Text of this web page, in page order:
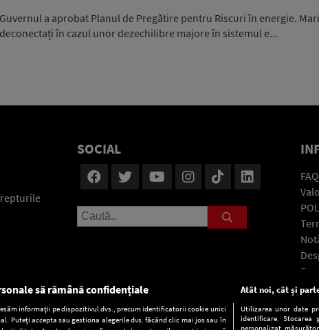
Guvernul a aprobat Planul de Pregătire pentru Riscuri în energie.
deconectați în cazul unor dezechilibre majore în sistemul e...
SOCIAL
FAQ
să rămână confidențiale
informații pe dispozitivul dvs., precum identificatorii cookie unici
Puteți accepta sau gestiona alegerile dvs. făcând clic mai jos sau în
Atât noi, cât și
Utilizarea unor date
identificare.
personalizat,